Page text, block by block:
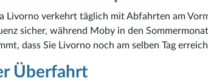
Livorno verkehrt täglich mit Abfahrten am
sicher, während Moby in den
dass Sie Livorno noch am selben Tag
Überfahrt